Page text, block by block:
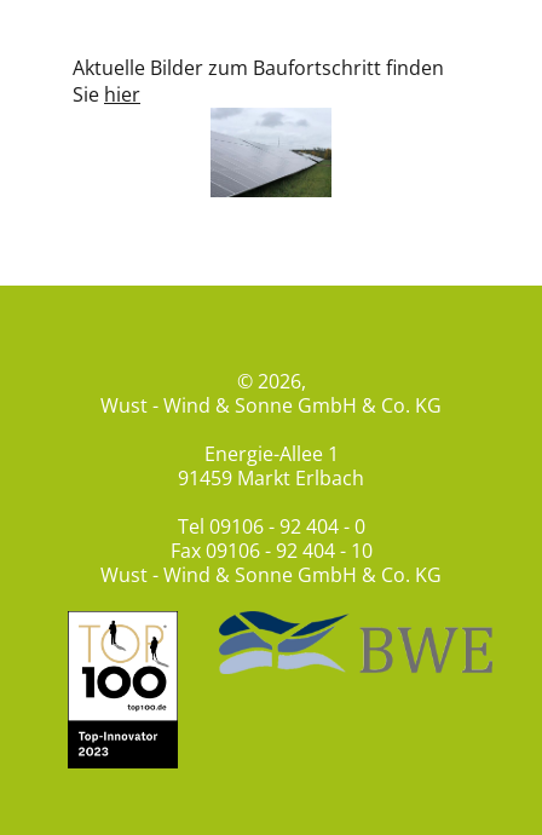
Aktuelle Bilder zum Baufortschritt finden
Sie hier
© 2026,
Wust - Wind & Sonne GmbH & Co. KG
Energie-Allee 1
91459 Markt Erlbach
Tel 09106 - 92 404 - 0
Fax 09106 - 92 404 - 10
Wust - Wind & Sonne GmbH & Co. KG